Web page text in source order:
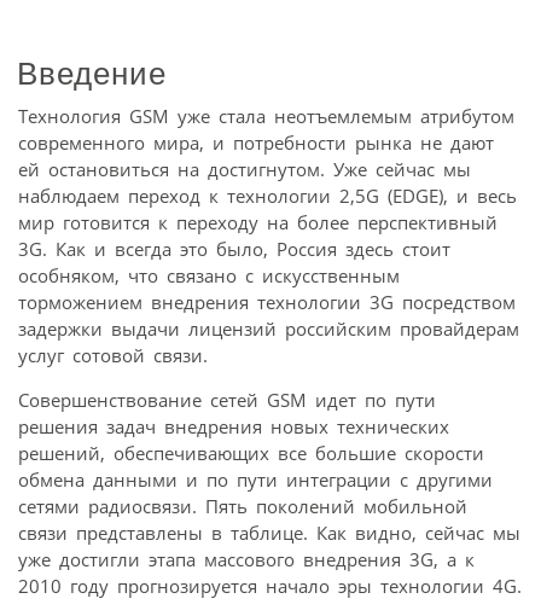
Введение
Технология GSM уже стала неотъемлемым атрибутом
современного мира, и потребности рынка не дают
ей остановиться на достигнутом. Уже сейчас мы
наблюдаем переход к технологии 2,5G (EDGE), и весь
мир готовится к переходу на более перспективный
3G. Как и всегда это было, Россия здесь стоит
особняком, что связано с искусственным
торможением внедрения технологии 3G посредством
задержки выдачи лицензий российским провайдерам
услуг сотовой связи.
Совершенствование сетей GSM идет по пути
решения задач внедрения новых технических
решений, обеспечивающих все большие скорости
обмена данными и по пути интеграции с другими
сетями радиосвязи. Пять поколений мобильной
связи представлены в таблице. Как видно, сейчас мы
уже достигли этапа массового внедрения 3G, а к
2010 году прогнозируется начало эры технологии 4G.